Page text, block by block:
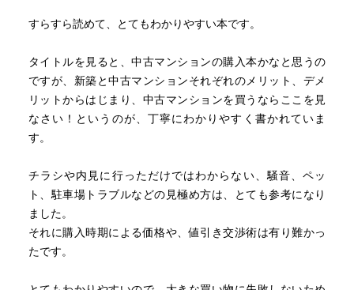
すらすら読めて、とてもわかりやすい本です。
タイトルを見ると、中古マンションの購入本かなと思うの
ですが、新築と中古マンションそれぞれのメリット、デメ
リットからはじまり、中古マンションを買うならここを見
なさい！というのが、丁寧にわかりやすく書かれていま
す。
チラシや内見に行っただけではわからない、騒音、ペッ
ト、駐車場トラブルなどの見極め方は、とても参考になり
ました。
それに購入時期による価格や、値引き交渉術は有り難かっ
たです。